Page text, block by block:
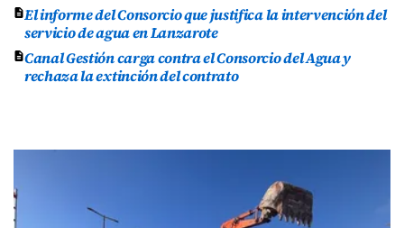
El informe del Consorcio que justifica la intervención del
servicio de agua en Lanzarote
Canal Gestión carga contra el Consorcio del Agua y
rechaza la extinción del contrato